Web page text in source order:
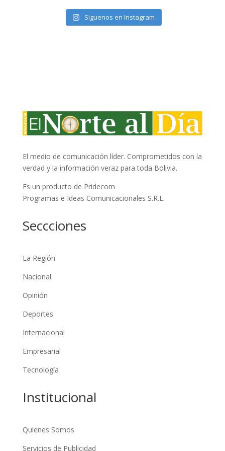
Siguenos en Instagram
El medio de comunicación líder. Comprometidos con la
verdad y la información veraz para toda Bolivia.
Es un producto de Pridecom
Programas e Ideas Comunicacionales S.R.L.
Seccciones
La Región
Nacional
Opinión
Deportes
Internacional
Empresarial
Tecnología
Institucional
Quienes Somos
Servicios de Publicidad